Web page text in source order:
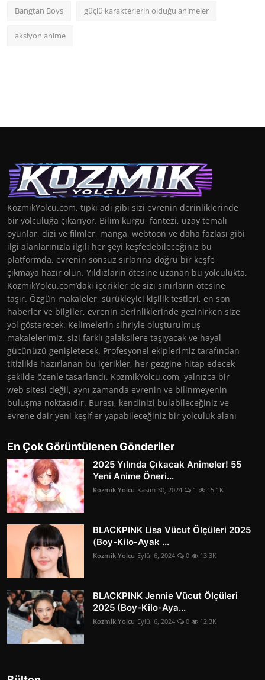
Bangtan Boys güçlü karakterlerin olduğu animeler
aksiyon anime
KozmikYolcu.com, tıpkı adı gibi sizi evrenin derinliklerinde
bir yolculuğa çıkarıyor. Bilim kurgu, fantezi, uzay temalı
oyunlar, dizi ve filmler, manga, webtoon ve daha fazlası gibi
ilgi alanlarınızla ilgili her şeyi keşfedebileceğiniz bu
platformda, evrenin sonsuz sırlarına doğru bir keşfe
çıkmaya hazır olun. Yıldızların ötesine uzanan bu yolculukta,
KozmikYolcu.com’daki içerikler de sizi sınırların ötesine
taşır. Özgün makaleler, sürükleyici kişilik testleri, en son
haberler ve bilgiler, evrenin derinliklerinde gezinirken size
yol gösterecek. Kelimelerin sihriyle oluşturulmuş
makalelerimiz, sizi farklı galaksilere taşıyacak ve hayal
gücünüzü genişletecek. Profesyonel ekiplerimiz tarafından
titizlikle hazırlanan bu içerikler, her gezgine hitap edecek
şekilde özenle tasarlandı. KozmikYolcu.com, yalnızca bir
web sitesi değil, aynı zamanda evrenin ve bilinmeyenin
buluşma noktasıdır. Burası, kendinizi bulabileceğiniz ve
evrene dair yeni keşifler yapabileceğiniz bir yolculuk alanı
En Çok Görüntülenen Gönderiler
2025 Yılında Çıkacak Animeler! 55
Yeni Anime Öneri...
Kozmik Yolcu Kasım 30, 2024 1 15.1K
BLACKPINK Lisa Vücut Ölçüleri 2025
(Boy-Kilo-Ayak ...
Kozmik Yolcu Eylül 6, 2024 0 13.3K
BLACKPINK Jennie Vücut Ölçüleri
2025 (Boy-Kilo-Aya...
Kozmik Yolcu Eylül 6, 2024 0 12.3K